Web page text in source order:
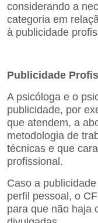
considerando a
categoria em
à publicidade
Publicidade
A psicóloga e o
publicidade, por
que atendem, a
metodologia de
técnicas e que
profissional.
Caso a
perfil pessoal, o
para que não haja